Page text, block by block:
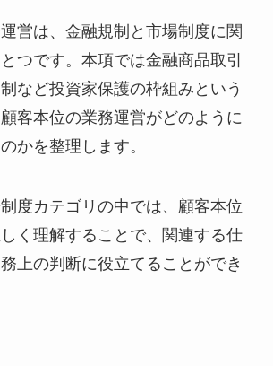
営は、金融規制と市場制度に関
つです。本項では金融商品取引
など投資家保護の枠組みという
客本位の業務運営がどのように
かを整理します。
度カテゴリの中では、顧客本位
く理解することで、関連する仕
上の判断に役立てることができ